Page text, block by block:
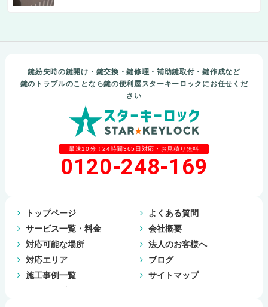
鍵紛失時の鍵開け・鍵交換・鍵修理・補助鍵取付・鍵作成など
鍵のトラブルのことなら鍵の便利屋スターキーロックにお任せくだ
さい
最速10分！24時間365日対応・お見積り無料
0120-248-169
トップページ
サービス一覧・料金
対応可能な場所
対応エリア
施工事例一覧
よくある質問
会社概要
法人のお客様へ
ブログ
サイトマップ